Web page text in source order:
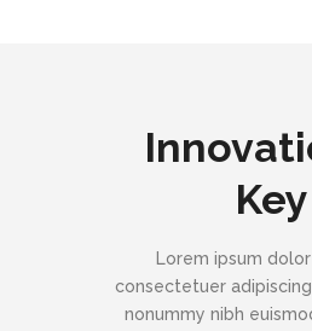
Key
Lorem ipsum
consectetuer
nonummy nibh